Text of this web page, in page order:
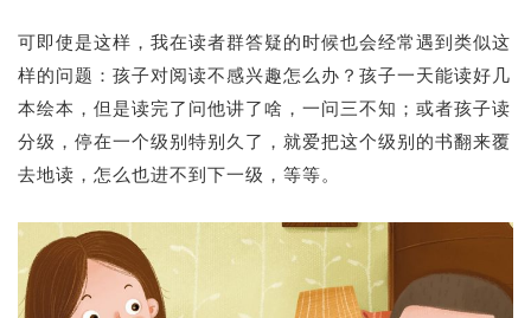
可即使是这样，我在读者群答疑的时候也会经常遇到类似这
样的问题：孩子对阅读不感兴趣怎么办？孩子一天能读好几
本绘本，但是读完了问他讲了啥，一问三不知；或者孩子读
分级，停在一个级别特别久了，就爱把这个级别的书翻来覆
去地读，怎么也进不到下一级，等等。